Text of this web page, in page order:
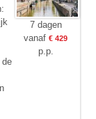
de
7 dagen
vanaf€ 429
p.p.